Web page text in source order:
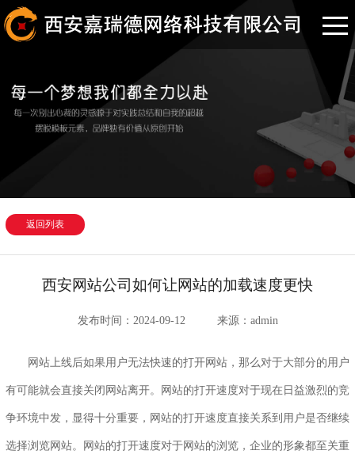
返回列表
西安网站公司如何让网站的加载速度更快
发布时间：2024-09-12 来源：admin
网站上线后如果用户无法快速的打开网站，那么对于大部分的用户
有可能就会直接关闭网站离开。网站的打开速度对于现在日益激烈的竞
争环境中发，显得十分重要，网站的打开速度直接关系到用户是否继续
选择浏览网站。网站的打开速度对于网站的浏览，企业的形象都至关重